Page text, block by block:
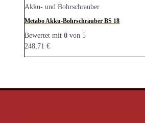
Akku- und Bohrschrauber
Metabo Akku-Bohrschrauber BS 18
Bewertet mit0 von 5
248,71€